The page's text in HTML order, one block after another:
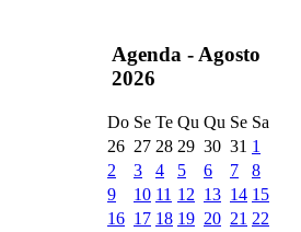
Agenda - Agosto
2026
Do Se Te Qu Qu Se Sa
26 27 28 29 30 31 1
2
3 4 5 6 7
8
9
10 11 12 13 14 15
16 17 18 19 20 21 22